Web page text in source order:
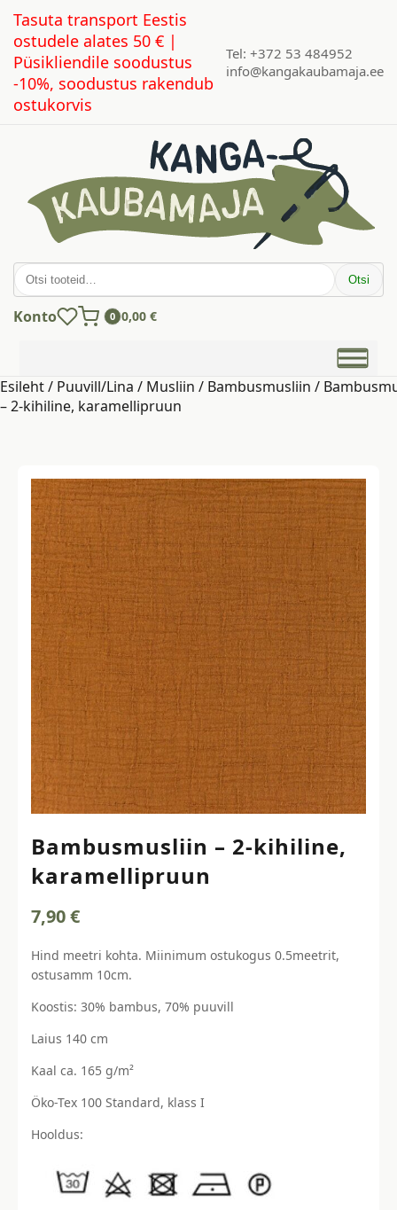
Tasuta transport Eestis
ostudele alates 50 € |
Püsikliendile soodustus
-10%, soodustus rakendub
ostukorvis
Tel: +372 53 484952
info@kangakaubamaja.ee
Otsi: Otsi
Konto 0 0,00 €
Esileht/ Puuvill/Lina / Musliin / Bambusmusliin /
– 2-kihiline, karamellipruun
Bambusmusliin – 2-kihiline,
karamellipruun
7,90€
Hind meetri kohta. Miinimum ostukogus 0.5meetrit,
ostusamm 10cm.
Koostis: 30% bambus, 70% puuvill
Laius 140 cm
Kaal ca. 165 g/m²
Öko-Tex 100 Standard, klass I
Hooldus: